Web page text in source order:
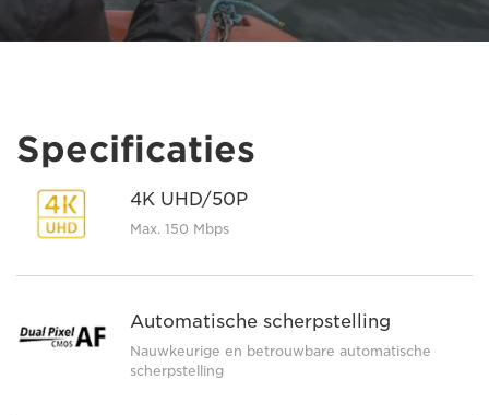
Specificaties
4K UHD/50P
Max. 150 Mbps
Automatische scherpstelling
Nauwkeurige en betrouwbare automatische
scherpstelling